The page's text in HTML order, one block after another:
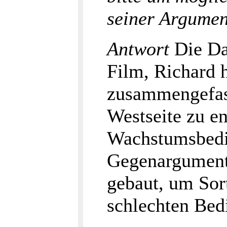
seiner
AntwortDie
Film, Richard
Westseite zu
gebaut, um
schlechten